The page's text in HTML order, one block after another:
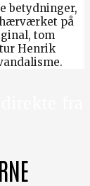
betydninger,
på
tom
Henrik